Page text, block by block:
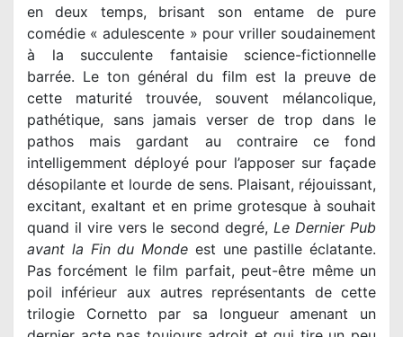
en deux temps, brisant son entame de pure
comédie « adulescente » pour vriller soudainement
à la succulente fantaisie science-fictionnelle
barrée. Le ton général du film est la preuve de
cette maturité trouvée, souvent mélancolique,
pathétique, sans jamais verser de trop dans le
pathos mais gardant au contraire ce fond
intelligemment déployé pour l’apposer sur façade
désopilante et lourde de sens. Plaisant, réjouissant,
excitant, exaltant et en prime grotesque à souhait
quand il vire vers le second degré, Le Dernier Pub
avant la Fin du Monde est une pastille éclatante.
Pas forcément le film parfait, peut-être même un
poil inférieur aux autres représentants de cette
trilogie Cornetto par sa longueur amenant un